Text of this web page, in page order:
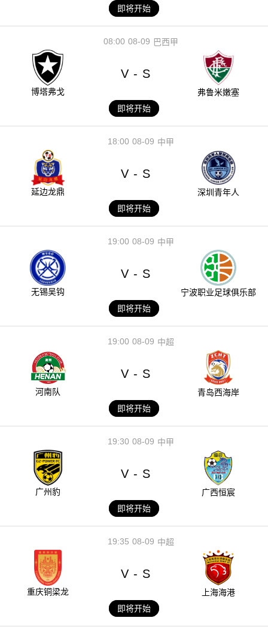
即将开始
08-09
08:00 巴西甲
博塔弗戈
V - S
弗鲁米嫩塞
即将开始
08-09
18:00 中甲
延边龙鼎
V - S
深圳青年人
即将开始
08-09
19:00 中甲
无锡吴钩
V - S
宁波职业足球俱乐部
即将开始
08-09
19:00 中超
河南队
V - S
青岛西海岸
即将开始
08-09
19:30 中甲
广州豹
V - S
广西恒宸
即将开始
08-09
19:35 中超
重庆铜梁龙
V - S
上海海港
即将开始